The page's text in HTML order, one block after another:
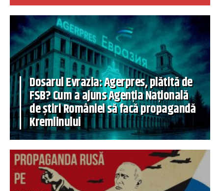
Dosarul Evrazia: Agerpres, plătită de
FSB? Cum a ajuns Agenția Națională
de știri României să facă propagandă
Kremlinului